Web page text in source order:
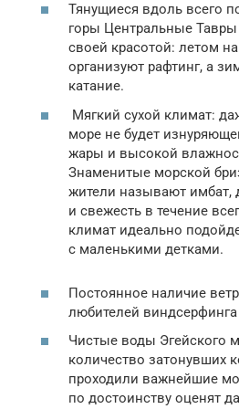
Тянущиеся вдоль всего
горы Центральные
своей красотой: летом
организуют рафтинг, а
катание.
Мягкий сухой климат:
море не будет
жары и высокой
Знаменитые морской
жители называют имбат,
и свежесть в течение
климат идеально
с маленькими детками.
Постоянное наличие
любителей
Чистые воды Эгейского
количество затонувших
проходили важнейшие
по достоинству оценят